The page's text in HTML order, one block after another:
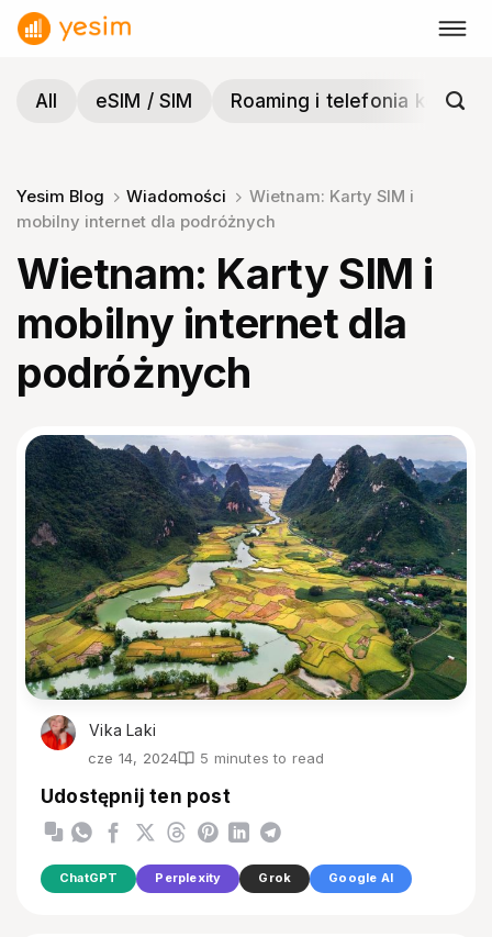
Przewiń
do
All
eSIM / SIM Roaming i telefonia
Yesim Blog Wiadomości
Wietnam: Karty SIM i
mobilny internet dla podróżnych
Wietnam: Karty SIM i
mobilny internet dla
podróżnych
Vika Laki
cze 14, 2024 5 minutes to read
Udostępnij ten post
ChatGPT Perplexity Grok Google AI